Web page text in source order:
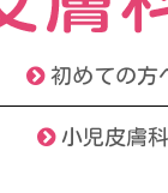
初めての方
小児皮膚科